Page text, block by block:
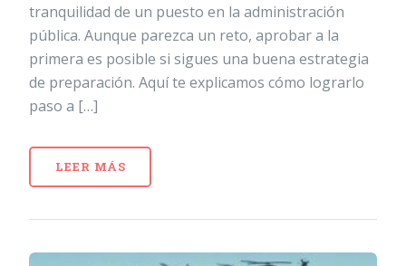
tranquilidad de un puesto en la administración
pública. Aunque parezca un reto, aprobar a la
primera es posible si sigues una buena estrategia
de preparación. Aquí te explicamos cómo lograrlo
paso a […]
LEER MÁS